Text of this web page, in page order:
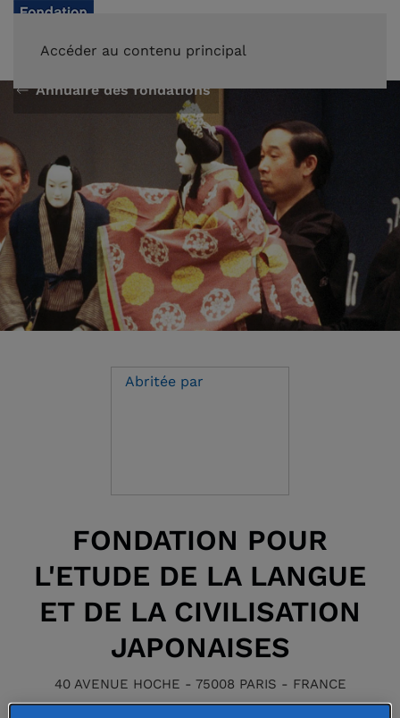
Accéder au contenu principal
Annuaire des fondations
Abritée par
FONDATION POUR
L'ETUDE DE LA LANGUE
ET DE LA CIVILISATION
JAPONAISES
40 AVENUE HOCHE - 75008 PARIS - FRANCE